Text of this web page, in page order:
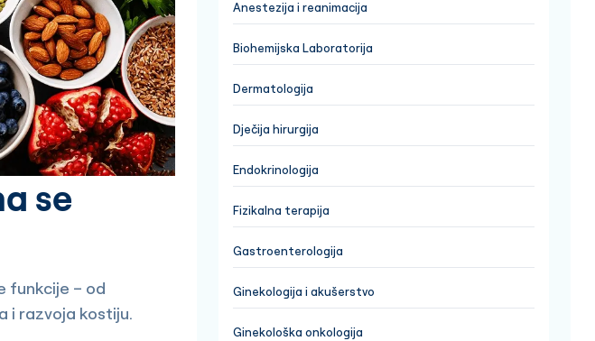
se
funkcije – od
i razvoja kostiju.
Anestezija i reanimacija
Biohemijska Laboratorija
Dermatologija
Dječija hirurgija
Endokrinologija
Fizikalna terapija
Gastroenterologija
Ginekologija i akušerstvo
Ginekološka onkologija